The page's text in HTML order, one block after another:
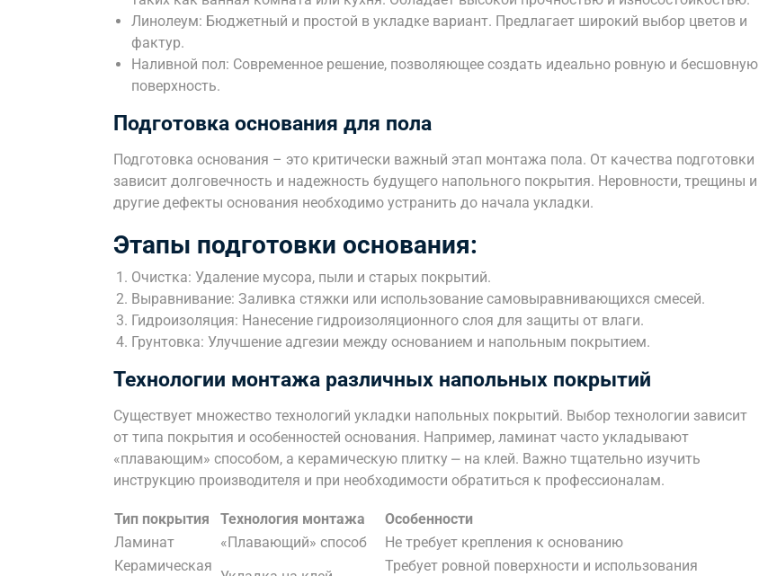
Линолеум: Бюджетный и простой в укладке вариант. Предлагает широкий выбор цветов и
фактур.
Наливной пол: Современное решение, позволяющее создать идеально ровную и бесшовную
поверхность.
Подготовка основания для пола
Подготовка основания – это критически важный этап монтажа пола. От качества подготовки
зависит долговечность и надежность будущего напольного покрытия. Неровности, трещины и
другие дефекты основания необходимо устранить до начала укладки.
Этапы подготовки основания:
Очистка: Удаление мусора, пыли и старых покрытий.
Выравнивание: Заливка стяжки или использование самовыравнивающихся смесей.
Гидроизоляция: Нанесение гидроизоляционного слоя для защиты от влаги.
Грунтовка: Улучшение адгезии между основанием и напольным покрытием.
Технологии монтажа различных напольных покрытий
Существует множество технологий укладки напольных покрытий. Выбор технологии зависит
от типа покрытия и особенностей основания. Например, ламинат часто укладывают
«плавающим» способом, а керамическую плитку ⎼ на клей. Важно тщательно изучить
инструкцию производителя и при необходимости обратиться к профессионалам.
Тип покрытия Технология монтажа
Особенности
Ламинат
«Плавающий» способ
Не требует крепления к основанию
Керамическая
Требует ровной поверхности и использования